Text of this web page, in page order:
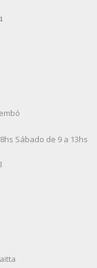
Sábado de 9 a 13hs